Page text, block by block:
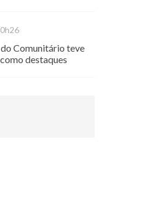
Comunitário teve
destaques